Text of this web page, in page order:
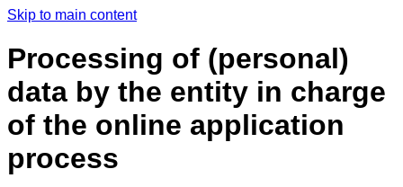
Skip to main content
Processing of (personal)
data by the entity in charge
of the online application
process